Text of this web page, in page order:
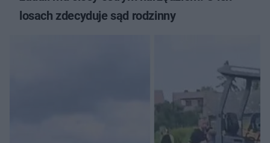
losach zdecyduje sąd rodzinny